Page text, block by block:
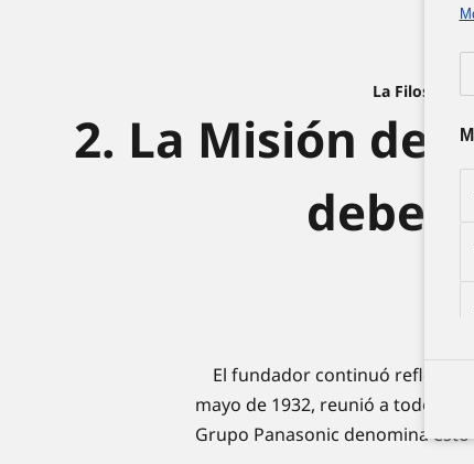
La Filosofía
2. La Misión del
El fundador continuó
mayo de 1932, reunió a todos
Grupo Panasonic denomina esto